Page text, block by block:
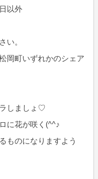
以外
い。
岡町いずれかのシェア
しましょ♡
に花が咲く(^^♪
ものになりますよう